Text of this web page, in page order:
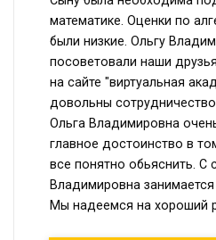
математике. Оценки по
были низкие. Ольгу
посоветовали наши
на сайте "виртуальная
довольны
Ольга Владимировна
главное достоинство в
все понятно обьяснить. С
Владимировна
Мы надеемся на хороший